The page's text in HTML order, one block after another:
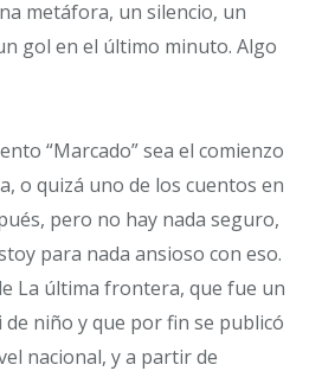
metáfora, un silencio, un
gol en el último minuto. Algo
“Marcado” sea el comienzo
o quizá uno de los cuentos en
pero no hay nada seguro,
para nada ansioso con eso.
La última frontera, que fue un
niño y que por fin se publicó
nacional, y a partir de